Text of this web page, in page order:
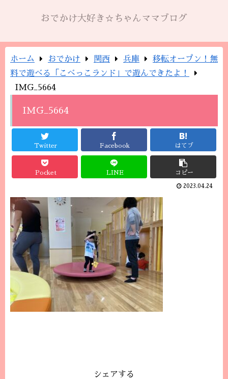
おでかけ大好き☆ちゃんママブログ
ホーム おでかけ 関西 兵庫
移転オープン！無
料で遊べる「こべっこランド」で遊んできたよ！
IMG_5664
IMG_5664
Twitter Facebook はてブ
Pocket LINE コピー
2023.04.24
シェアする